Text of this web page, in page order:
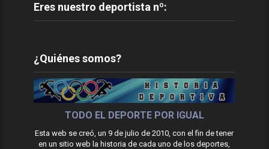
Eres nuestro deportista nº:
¿Quiénes somos?
TODO EL DEPORTE POR IGUAL
Esta web se creó, un 9 de julio de 2010, con el fin de tener
en un sitio web la historia de cada uno de los deportes,